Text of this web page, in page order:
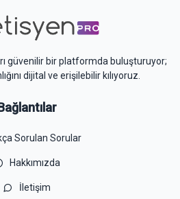
güvenilir bir platformda buluşturuyor;
dijital ve erişilebilir kılıyoruz.
Sorulan Sorular
Hakkımızda
İletişim